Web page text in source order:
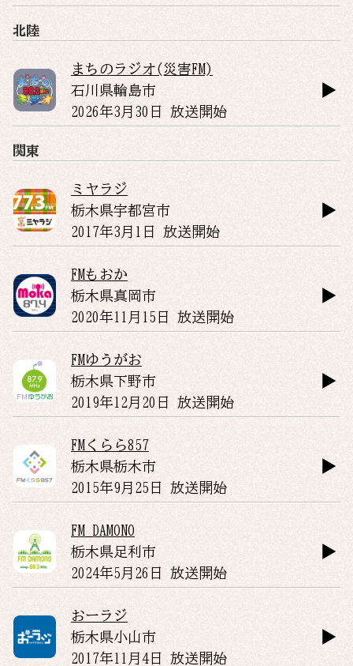
北陸
まちのラジオ(災害FM)
石川県輪島市
2026年3月30日 放送開始
関東
ミヤラジ
栃木県宇都宮市
2017年3月1日 放送開始
FMもおか
栃木県真岡市
2020年11月15日 放送開始
FMゆうがお
栃木県下野市
2019年12月20日 放送開始
FMくらら857
栃木県栃木市
2015年9月25日 放送開始
FM DAMONO
栃木県足利市
2024年5月26日 放送開始
おーラジ
栃木県小山市
2017年11月4日 放送開始